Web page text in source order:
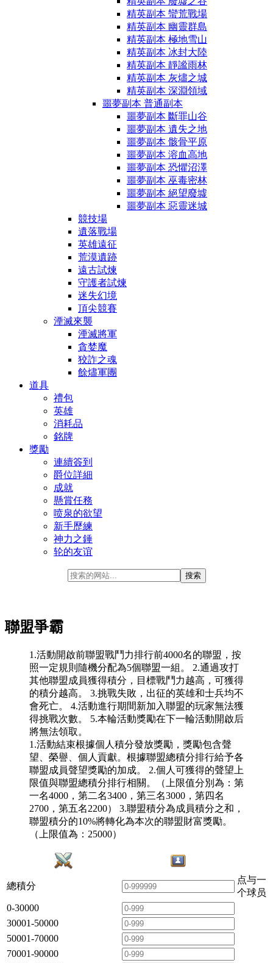
精英副本 蠻荒戰場
精英副本 幽靈群島
精英副本 極地雪山
精英副本 冰封大陸
精英副本 靜謐雨林
精英副本 灰燼之城
精英副本 深淵領域
噩夢副本 普通副本
噩夢副本 斷罪山谷
噩夢副本 遺失之地
噩夢副本 骸骨平原
噩夢副本 溶血高地
噩夢副本 恐懼沼澤
噩夢副本 巫毒密林
噩夢副本 絕望廢墟
噩夢副本 惡靈迷城
競技場
遺落戰場
英雄遠征
荒漠遺跡
遠古試煉
守護者試煉
迷失幻境
頂尖競賽
湮滅來襲
湮滅將軍
貪婪魔
狡詐之魂
餘燼軍團
道具
禮包
英雄
消耗品
銘牌
獎勵
連續簽到
爵位詳細
成就
懸賞任務
喷泉的欲望
新手歷練
神力之錘
轮的友谊
聯盟爭霸
1.活動開啟前聯盟戰鬥力排行前4000名的聯盟，按
照一定規則隨機分配為5個聯盟一組。 2.通過攻打
其他聯盟成員獲得積分，目標戰鬥力越高，可獲得
的積分越高。 3.挑戰失敗，出征的英雄和士兵均不
會死亡。 4.活動進行期間新加入聯盟的玩家無法獲
得挑戰次數。 5.本輪活動獎勵在下一輪活動開啟后
將無法領取。
1.活動結束根據個人積分發放獎勵，獎勵包含聲
望、榮譽、個人貢獻。根據聯盟總積分排行給予各
聯盟成員聲望獎勵的加成。 2.個人可獲得的聲望上
限值與聯盟總積分排行相關。（上限值分別為：第
一名4000，第二名3400，第三名3000，第四名
2700，第五名2200） 3.聯盟積分為成員積分之和，
聯盟積分的10%將轉化為本次的聯盟財富獎勵。
（上限值為：25000）
總積分
点与一
个球员
0-30000
30001-50000
50001-70000
70001-90000